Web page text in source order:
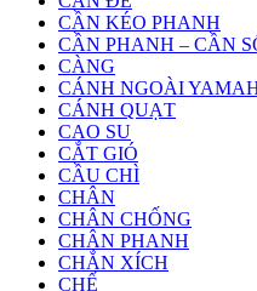
CẦN KÉO PHANH
CẦN PHANH – CẦN
CÀNG
CÁNH NGOÀI
CÁNH QUẠT
CAO SU
CẮT GIÓ
CẦU CHÌ
CHÂN
CHÂN CHỐNG
CHÂN PHANH
CHẮN XÍCH
CHẾ